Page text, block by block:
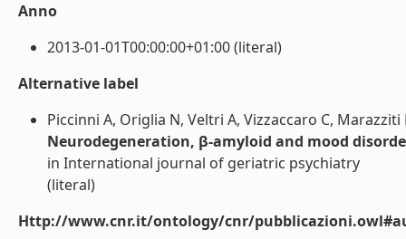
Anno
2013-01-01T00:00:00+01:00 (literal)
Alternative label
Piccinni A, Origlia N, Veltri A, Vizzaccaro C,
Neurodegeneration, β-amyloid and mood
in International journal of geriatric psychiatry
(literal)
Http://www.cnr.it/ontology/cnr/